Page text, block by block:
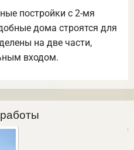
постройки с 2-мя
дома строятся для
на две части,
входом.